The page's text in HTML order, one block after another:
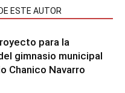
ESTE AUTOR
para la
gimnasio municipal
Chanico Navarro